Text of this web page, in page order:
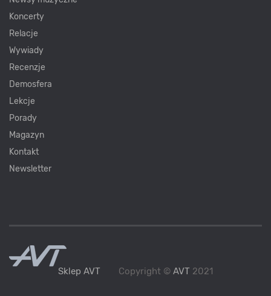
Koncerty
Relacje
Wywiady
Recenzje
Demosfera
Lekcje
Porady
Magazyn
Kontakt
Newsletter
Sklep AVT Copyright © AVT 2021